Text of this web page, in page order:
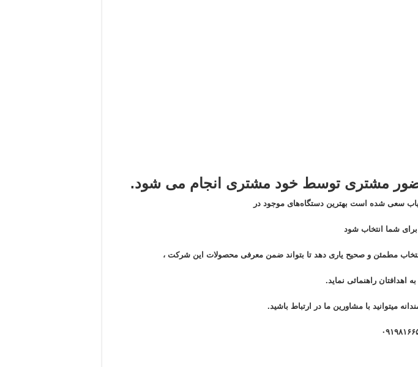
مشتری توسط خود مشتری انجام می شود.
سعی شده است بهترین دستگاه‌های موجود در
برای شما انتخاب شود
مطمئن و صحیح یاری دهد تا بتواند ضمن معرفی محصولات این شرکت ،
اهدافتان راهنمائی نماید.
میتوانید با مشاورین ما در ارتباط باشید.